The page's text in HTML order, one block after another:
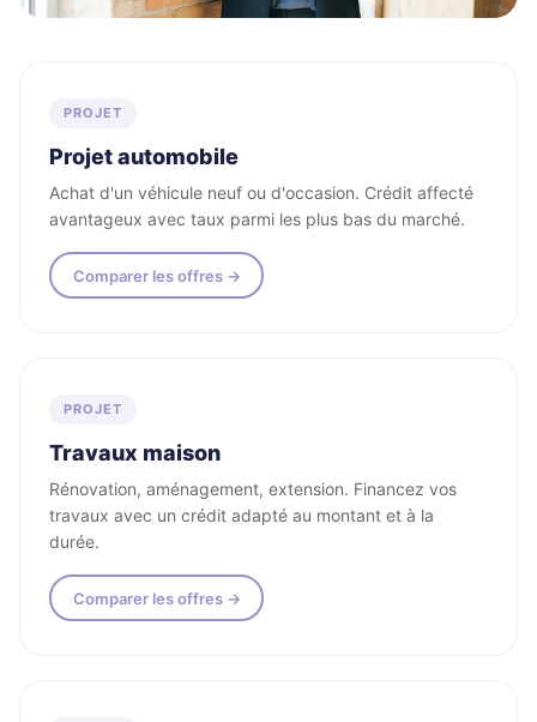
PROJET
Projet automobile
Achat d'un véhicule neuf ou d'occasion. Crédit affecté
avantageux avec taux parmi les plus bas du marché.
Comparer les offres →
PROJET
Travaux maison
Rénovation, aménagement, extension. Financez vos
travaux avec un crédit adapté au montant et à la
durée.
Comparer les offres →